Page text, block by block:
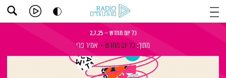
כל יום מחדש – 2.7.25
מתוך: כל יום מחדש אמיר פרי